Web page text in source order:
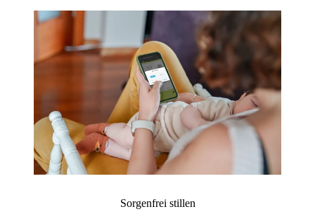
Sorgenfrei stillen